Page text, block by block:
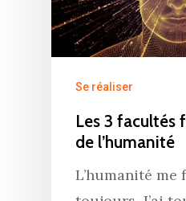
Se réaliser
Les 3 facultés
de l’humanité
L’humanité me